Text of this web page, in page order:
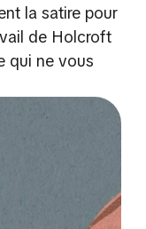
la satire pour
de Holcroft
qui ne vous